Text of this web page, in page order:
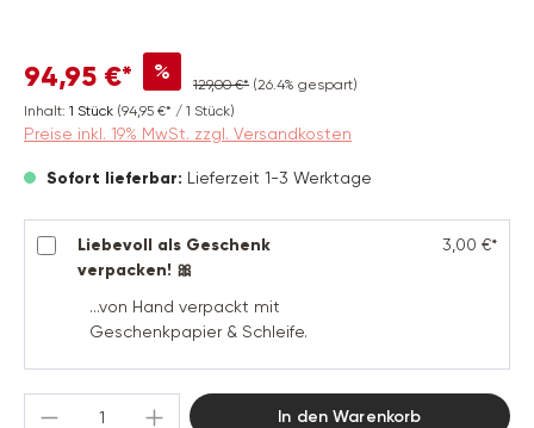
94,95 €* % 129,00 €* (26.4% gespart)
Inhalt: 1 Stück (94,95 €* / 1 Stück)
Preise inkl. 19% MwSt. zzgl. Versandkosten
Sofort lieferbar: Lieferzeit 1-3 Werktage
Liebevoll als Geschenk
verpacken! 🎀
...von Hand verpackt mit
Geschenkpapier & Schleife.
3,00 €*
Produkt Anzahl: Gib den gewünschten
In den Warenkorb